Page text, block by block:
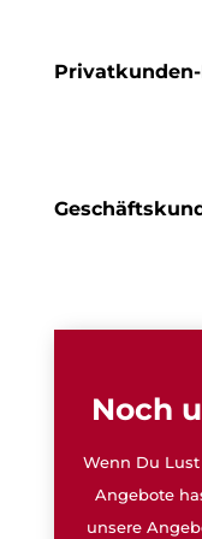
Noch
Wenn Du
Angebote
unsere